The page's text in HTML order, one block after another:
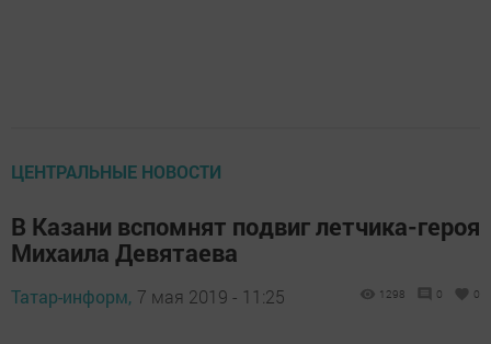
ЦЕНТРАЛЬНЫЕ НОВОСТИ
В Казани вспомнят подвиг летчика-героя
Михаила Девятаева
Татар-информ, 7 мая 2019 - 11:25 1298 0 0